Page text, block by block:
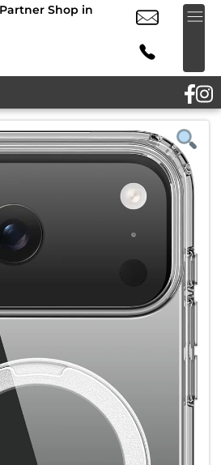
Shop in